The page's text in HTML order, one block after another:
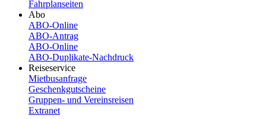
Fahrplanseiten
Abo
ABO-Online
ABO-​Antrag
ABO-​Online
ABO-​Duplikate-​Nachdruck
Reiseservice
Mietbusanfrage
Geschenkgutscheine
Gruppen- und Vereinsreisen
Extranet